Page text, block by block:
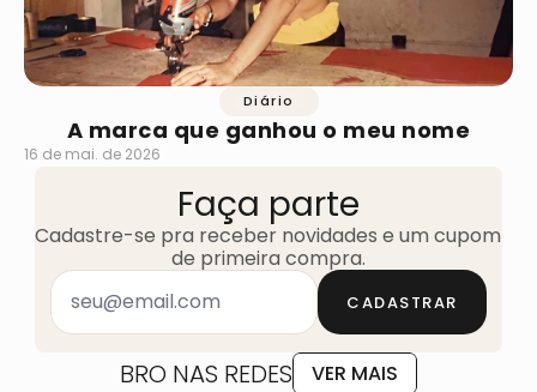
Diário
A marca que ganhou o meu nome
16 de mai. de 2026
Faça parte
Cadastre-se pra receber novidades e um cupom
de primeira compra.
CADASTRAR
BRO NAS REDES VER MAIS